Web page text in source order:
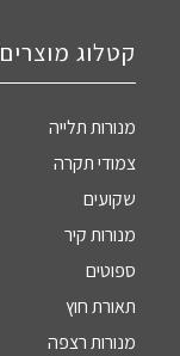
קטלוג מוצרים
מנורות תלייה
צמודי תקרה
שקועים
מנורות קיר
ספוטים
תאורת חוץ
מנורות רצפה